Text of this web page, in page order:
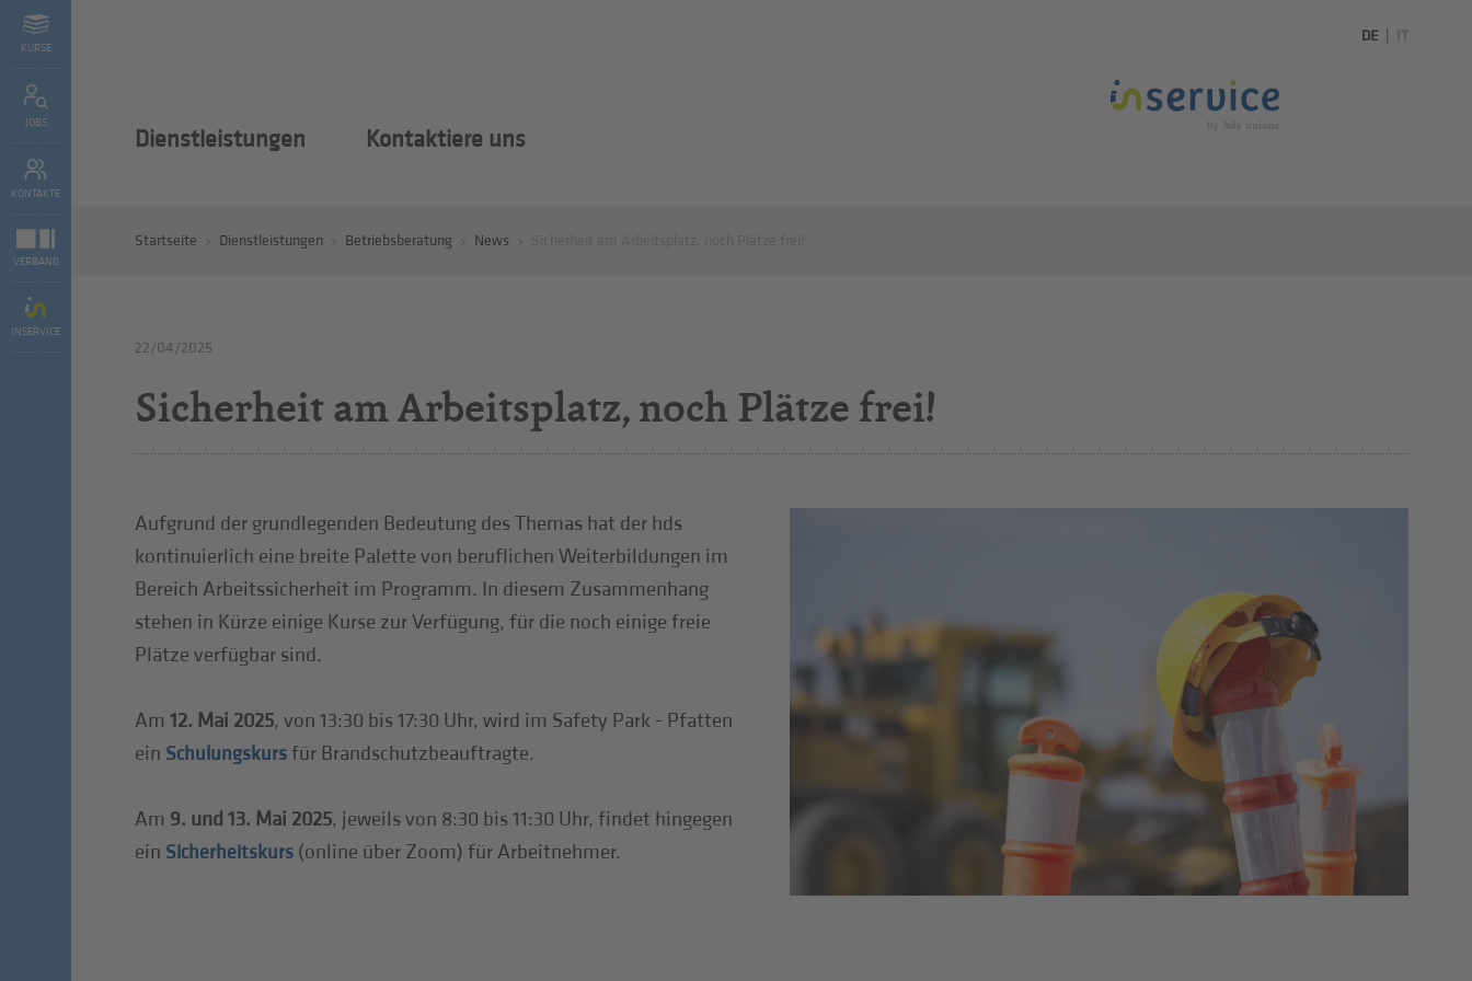
KURSE
JOBS
KONTAKTE
VERBAND
INSERVICE
DE IT
Dienstleistungen Kontaktiere uns
Startseite Dienstleistungen Betriebsberatung News
22/04/2025
Sicherheit am Arbeitsplatz, noch Plätze frei!
Aufgrund der grundlegenden Bedeutung des Themas hat der hds
kontinuierlich eine breite Palette von beruflichen Weiterbildungen im
Bereich Arbeitssicherheit im Programm. In diesem Zusammenhang
stehen in Kürze einige Kurse zur Verfügung, für die noch einige freie
Plätze verfügbar sind.
Am 12. Mai 2025, von 13:30 bis 17:30 Uhr, wird im Safety Park - Pfatten
ein Schulungskursfür Brandschutzbeauftragte.
Am 9. und 13. Mai 2025, jeweils von 8:30 bis 11:30 Uhr, findet hingegen
ein Sicherheitskurs(online über Zoom) für Arbeitnehmer.